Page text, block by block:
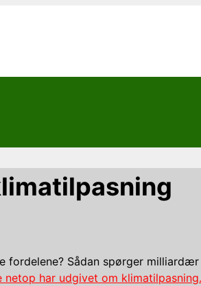
Sådan spørger
netop har udgivet om klimatilpasning.